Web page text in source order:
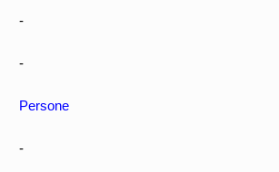
-
-
Persone
-